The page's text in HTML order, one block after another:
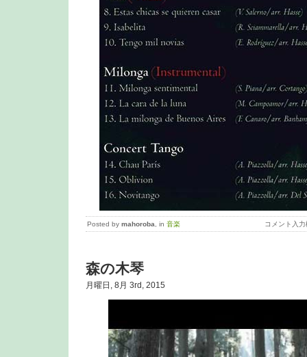
Posted by mahoroba, in 音楽 コメント入力
森の木琴
月曜日, 8月 3rd, 2015